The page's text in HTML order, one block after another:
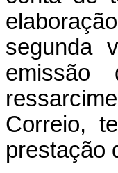
segunda
Correio,
prestação